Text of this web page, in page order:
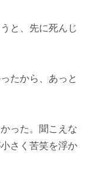
と、先に死んじ
たから、あっと
った。聞こえな
さく苦笑を浮か